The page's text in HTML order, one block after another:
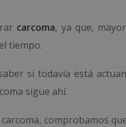
carcoma, ya que,
tiempo.
si todavía está
sigue ahí.
comprobamos